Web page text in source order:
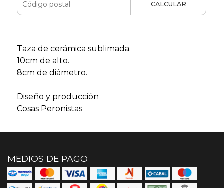
CALCULAR
Taza de cerámica sublimada.
10cm de alto.
8cm de diámetro.
Diseño y producción
Cosas Peronistas
MEDIOS DE PAGO